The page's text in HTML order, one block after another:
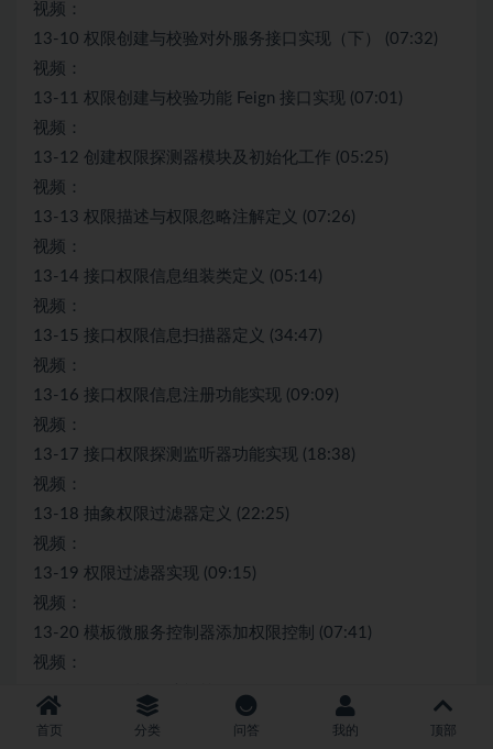
视频：
13-10 权限创建与校验对外服务接口实现（下） (07:32)
视频：
13-11 权限创建与校验功能 Feign 接口实现 (07:01)
视频：
13-12 创建权限探测器模块及初始化工作 (05:25)
视频：
13-13 权限描述与权限忽略注解定义 (07:26)
视频：
13-14 接口权限信息组装类定义 (05:14)
视频：
13-15 接口权限信息扫描器定义 (34:47)
视频：
13-16 接口权限信息注册功能实现 (09:09)
视频：
13-17 接口权限探测监听器功能实现 (18:38)
视频：
13-18 抽象权限过滤器定义 (22:25)
视频：
13-19 权限过滤器实现 (09:15)
视频：
13-20 模板微服务控制器添加权限控制 (07:41)
视频：
13-21 微服务权限功能校验 (21:17)
第14章 （番外彩蛋篇二）前端页面完善3 节 | 37分钟
首页 分类 问答 我的 顶部